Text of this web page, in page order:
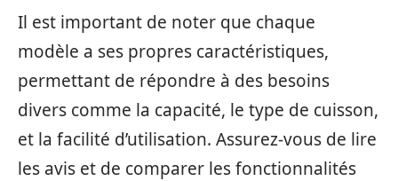
Il est important de noter que chaque
modèle a ses propres caractéristiques,
permettant de répondre à des besoins
divers comme la capacité, le type de cuisson,
et la facilité d’utilisation. Assurez-vous de lire
les avis et de comparer les fonctionnalités